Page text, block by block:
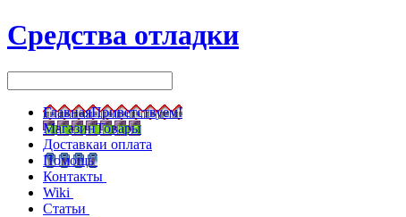
Средства отладки
ГлавнаяПриветствуем!
МагазинТовары
Доставкаи оплата
Помощь
Контакты
Wiki
Статьи